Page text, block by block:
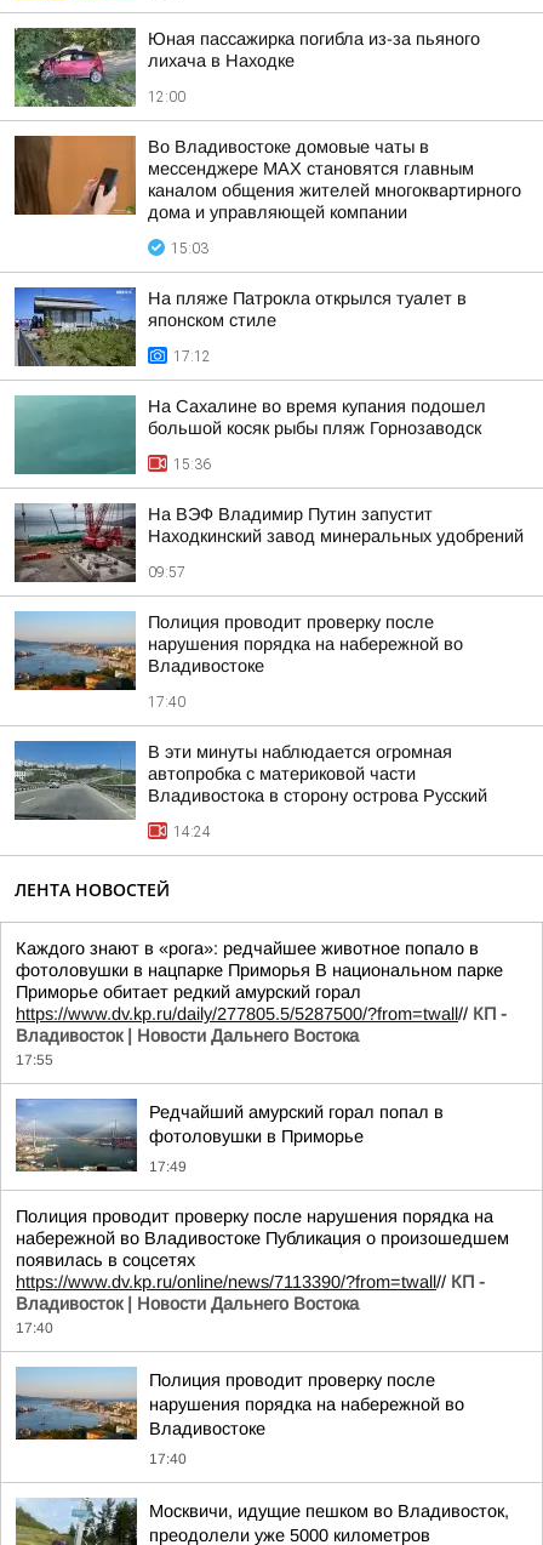
Юная пассажирка погибла из-за пьяного
лихача в Находке
12:00
Во Владивостоке домовые чаты в
мессенджере МАХ становятся главным
каналом общения жителей многоквартирного
дома и управляющей компании
15:03
На пляже Патрокла открылся туалет в
японском стиле
17:12
На Сахалине во время купания подошел
большой косяк рыбы пляж Горнозаводск
15:36
На ВЭФ Владимир Путин запустит
Находкинский завод минеральных удобрений
09:57
Полиция проводит проверку после
нарушения порядка на набережной во
Владивостоке
17:40
В эти минуты наблюдается огромная
автопробка с материковой части
Владивостока в сторону острова Русский
14:24
ЛЕНТА НОВОСТЕЙ
Каждого знают в «рога»: редчайшее животное попало в
фотоловушки в нацпарке Приморья В национальном парке
Приморье обитает редкий амурский горал
https://www.dv.kp.ru/daily/277805.5/5287500/?from=twall// КП -
Владивосток | Новости Дальнего Востока
17:55
Редчайший амурский горал попал в
фотоловушки в Приморье
17:49
Полиция проводит проверку после нарушения порядка на
набережной во Владивостоке Публикация о произошедшем
появилась в соцсетях
https://www.dv.kp.ru/online/news/7113390/?from=twall// КП -
Владивосток | Новости Дальнего Востока
17:40
Полиция проводит проверку после
нарушения порядка на набережной во
Владивостоке
17:40
Москвичи, идущие пешком во Владивосток,
преодолели уже 5000 километров